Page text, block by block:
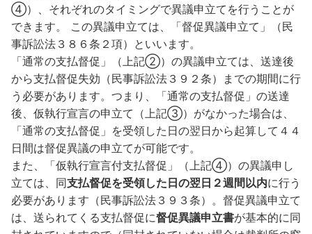
④）、それぞれのタイミングで異議申立てを行うことが
できます。 この異議申立ては、「督促異議申立て」（民
事訴訟法３８６条２項）といいます。
「通常の支払督促」（上記②）の異議申立ては、送達後
から支払督促失効（民事訴訟法３９２条）までの期間に行
う必要があります。つまり、「通常の支払督促」の送達
後、仮執行宣言の申立て（上記③）がなかった場合は、
「通常の支払督促」を受領した日の翌日から起算して４４
日間は督促異議の申立てが可能です。
また、「仮執行宣言付支払督促」（上記④）の異議申し
立ては、同支払督促を受領した日の翌日２週間以内に行う
必要があります（民事訴訟法３９３条）。督促異議申立て
は、送られてくる支払督促に督促異議申立書が基本的に同